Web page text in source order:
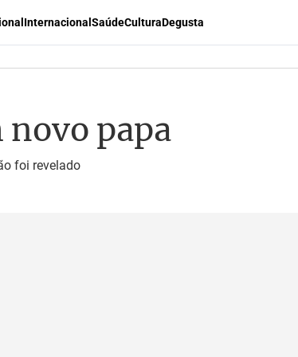
Internacional SaúdeCulturaDegusta
papa
foi revelado